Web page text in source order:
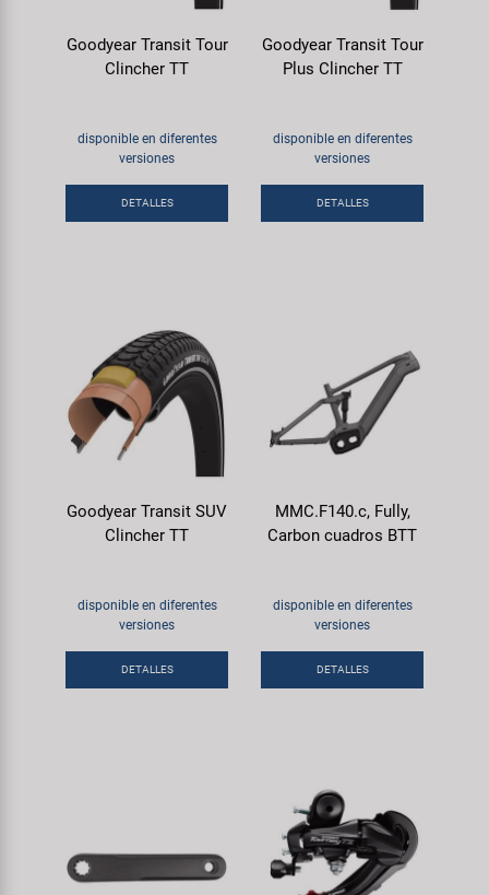
Goodyear Transit Tour
Clincher TT
disponible en diferentes
versiones
DETALLES
Goodyear Transit Tour
Plus Clincher TT
disponible en diferentes
versiones
DETALLES
Goodyear Transit SUV
Clincher TT
disponible en diferentes
versiones
DETALLES
MMC.F140.c, Fully,
Carbon cuadros BTT
disponible en diferentes
versiones
DETALLES